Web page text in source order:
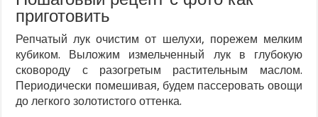
приготовить
Репчатый лук очистим от шелухи, порежем мелким
кубиком. Выложим измельченный лук в глубокую
сковороду с разогретым растительным маслом.
Периодически помешивая, будем пассеровать овощи
до легкого золотистого оттенка.